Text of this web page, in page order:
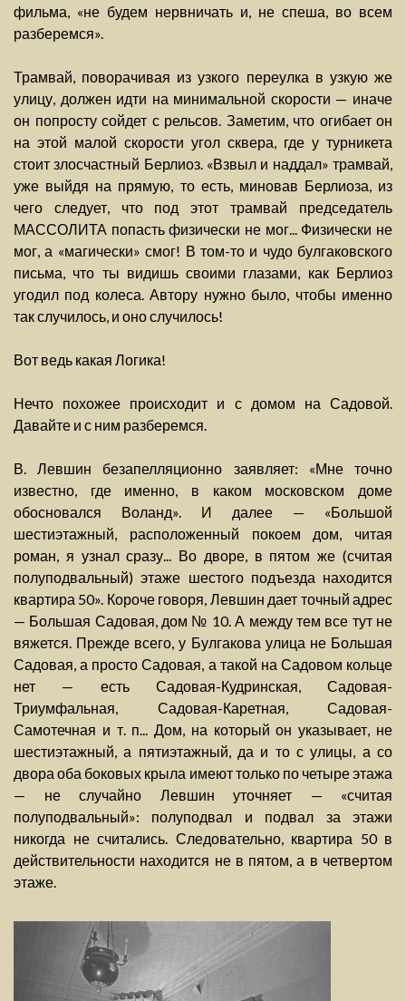
фильма, «не будем нервничать и, не спеша, во всем
разберемся».
Трамвай, поворачивая из узкого переулка в узкую же
улицу, должен идти на минимальной скорости — иначе
он попросту сойдет с рельсов. Заметим, что огибает он
на этой малой скорости угол сквера, где у турникета
стоит злосчастный Берлиоз. «Взвыл и наддал» трамвай,
уже выйдя на прямую, то есть, миновав Берлиоза, из
чего следует, что под этот трамвай председатель
МАССОЛИТА попасть физически не мог... Физически не
мог, а «магически» смог! В том-то и чудо булгаковского
письма, что ты видишь своими глазами, как Берлиоз
угодил под колеса. Автору нужно было, чтобы именно
так случилось, и оно случилось!
Вот ведь какая Логика!
Нечто похожее происходит и с домом на Садовой.
Давайте и с ним разберемся.
В. Левшин безапелляционно заявляет: «Мне точно
известно, где именно, в каком московском доме
обосновался Воланд». И далее — «Большой
шестиэтажный, расположенный покоем дом, читая
роман, я узнал сразу... Во дворе, в пятом же (считая
полуподвальный) этаже шестого подъезда находится
квартира 50». Короче говоря, Левшин дает точный адрес
— Большая Садовая, дом № 10. А между тем все тут не
вяжется. Прежде всего, у Булгакова улица не Большая
Садовая, а просто Садовая, а такой на Садовом кольце
нет — есть Садовая-Кудринская, Садовая-
Триумфальная, Садовая-Каретная, Садовая-
Самотечная и т. п... Дом, на который он указывает, не
шестиэтажный, а пятиэтажный, да и то с улицы, а со
двора оба боковых крыла имеют только по четыре этажа
— не случайно Левшин уточняет — «считая
полуподвальный»: полуподвал и подвал за этажи
никогда не считались. Следовательно, квартира 50 в
действительности находится не в пятом, а в четвертом
этаже.